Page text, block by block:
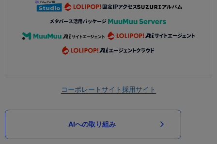
コーポレートサイト採用サイト
AIへの取り組み